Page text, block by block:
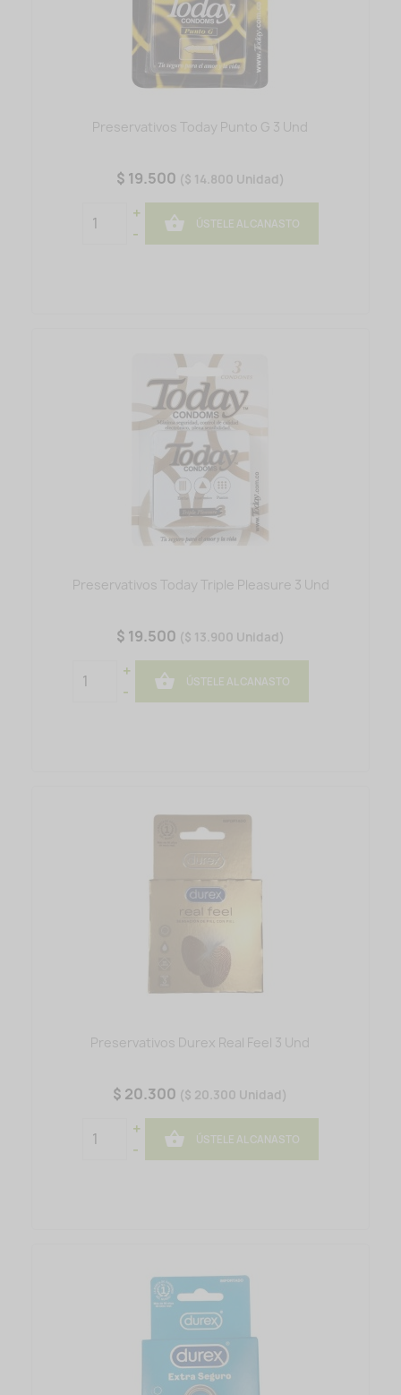
Preservativos Today Punto G 3 Und
$ 19.500 ($ 14.800 Unidad)
+
-
 ÚSTELE AL CANASTO
Preservativos Today Triple Pleasure 3 Und
$ 19.500 ($ 13.900 Unidad)
+
-
 ÚSTELE AL CANASTO
Preservativos Durex Real Feel 3 Und
$ 20.300 ($ 20.300 Unidad)
+
-
 ÚSTELE AL CANASTO